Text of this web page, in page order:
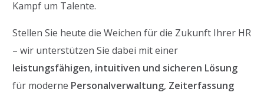
Kampf um Talente.
Stellen Sie heute die Weichen für die Zukunft Ihrer HR
– wir unterstützen Sie dabei mit einer
leistungsfähigen, intuitiven und sicheren Lösung
für moderne Personalverwaltung, Zeiterfassung